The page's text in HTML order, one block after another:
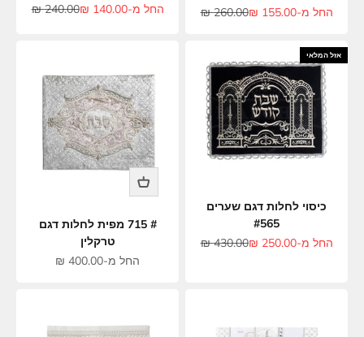
מחיר מבצע
החל מ-155.00 ₪ מחיר רגיל
260.00 ₪
מחיר מבצע
החל מ-140.00 ₪ מחיר רגיל
240.00 ₪
אזל המלאי
כיסוי לחלות דגם שערים
#565
מחיר מבצע
החל מ-250.00 ₪ מחיר רגיל
430.00 ₪
# 715 מפית לחלות דגם
טרקלין
מחיר מבצע
החל מ-400.00 ₪